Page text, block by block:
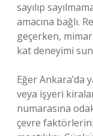
sayılıp
amacına bağlı.
geçerken,
kat deneyimi
Eğer Ankara’da
veya işyeri
numarasına
çevre